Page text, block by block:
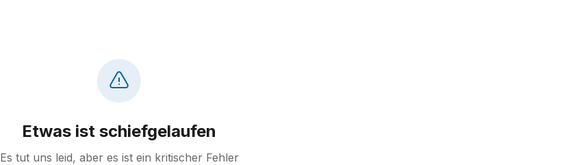
Etwas ist schiefgelaufen
Es tut uns leid, aber es ist ein kritischer Fehler